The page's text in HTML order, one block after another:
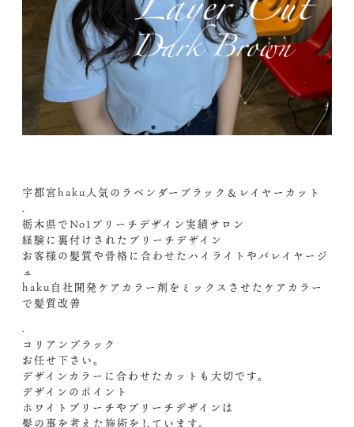
宇都宮haku人気のラベンダーブラック＆レイヤーカット
.
栃木県でNo1ブリーチデザイン実績サロン
経験に裏付けされたブリーチデザイン
お客様の髪質や骨格に合わせたハイライトやバレイヤージ
ュ
haku自社開発ケアカラー剤をミックスさせたケアカラー
で髪質改善
.
コリアンブラック
お任せ下さい。
デザインカラーに合わせたカットも大切です。
デザインのポイント
ホワイトブリーチやブリーチデザインは
髪の事を考えた施術をしています。